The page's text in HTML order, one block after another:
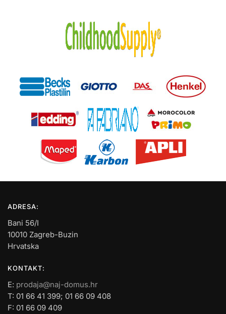
ADRESA:
Bani 56/I
10010 Zagreb-Buzin
Hrvatska
KONTAKT:
E: prodaja@naj-domus.hr
T: 01 66 41 399; 01 66 09 408
F: 01 66 09 409